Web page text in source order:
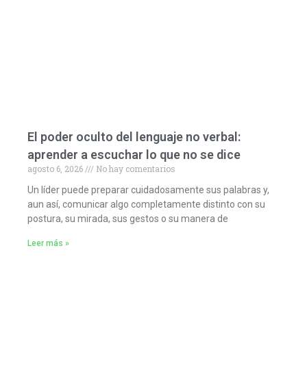
El poder oculto del lenguaje no verbal:
aprender a escuchar lo que no se dice
agosto 6, 2026
No hay comentarios
Un líder puede preparar cuidadosamente sus palabras y,
aun así, comunicar algo completamente distinto con su
postura, su mirada, sus gestos o su manera de
Leer más »